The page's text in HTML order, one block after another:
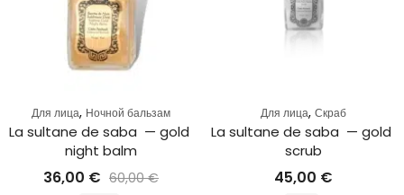
Для лица, Ночной бальзам
La sultane de saba  — gold
night balm
36,00 € 60,00€
Для лица, Скраб
La sultane de saba  — gold
scrub
45,00 €